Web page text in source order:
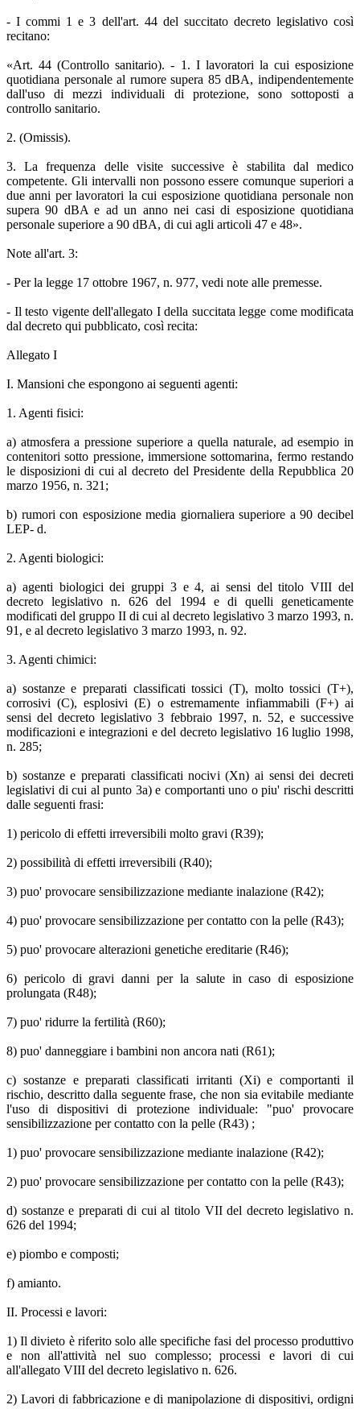
- I commi 1 e 3 dell'art. 44 del succitato decreto legislativo così
recitano:
«Art. 44 (Controllo sanitario). - 1. I lavoratori la cui esposizione
quotidiana personale al rumore supera 85 dBA, indipendentemente
dall'uso di mezzi individuali di protezione, sono sottoposti a
controllo sanitario.
2. (Omissis).
3. La frequenza delle visite successive è stabilita dal medico
competente. Gli intervalli non possono essere comunque superiori a
due anni per lavoratori la cui esposizione quotidiana personale non
supera 90 dBA e ad un anno nei casi di esposizione quotidiana
personale superiore a 90 dBA, di cui agli articoli 47 e 48».
Note all'art. 3:
- Per la legge 17 ottobre 1967, n. 977, vedi note alle premesse.
- Il testo vigente dell'allegato I della succitata legge come modificata
dal decreto qui pubblicato, così recita:
Allegato I
I. Mansioni che espongono ai seguenti agenti:
1. Agenti fisici:
a) atmosfera a pressione superiore a quella naturale, ad esempio in
contenitori sotto pressione, immersione sottomarina, fermo restando
le disposizioni di cui al decreto del Presidente della Repubblica 20
marzo 1956, n. 321;
b) rumori con esposizione media giornaliera superiore a 90 decibel
LEP- d.
2. Agenti biologici:
a) agenti biologici dei gruppi 3 e 4, ai sensi del titolo VIII del
decreto legislativo n. 626 del 1994 e di quelli geneticamente
modificati del gruppo II di cui al decreto legislativo 3 marzo 1993, n.
91, e al decreto legislativo 3 marzo 1993, n. 92.
3. Agenti chimici:
a) sostanze e preparati classificati tossici (T), molto tossici (T+),
corrosivi (C), esplosivi (E) o estremamente infiammabili (F+) ai
sensi del decreto legislativo 3 febbraio 1997, n. 52, e successive
modificazioni e integrazioni e del decreto legislativo 16 luglio 1998,
n. 285;
b) sostanze e preparati classificati nocivi (Xn) ai sensi dei decreti
legislativi di cui al punto 3a) e comportanti uno o piu' rischi descritti
dalle seguenti frasi:
1) pericolo di effetti irreversibili molto gravi (R39);
2) possibilità di effetti irreversibili (R40);
3) puo' provocare sensibilizzazione mediante inalazione (R42);
4) puo' provocare sensibilizzazione per contatto con la pelle (R43);
5) puo' provocare alterazioni genetiche ereditarie (R46);
6) pericolo di gravi danni per la salute in caso di esposizione
prolungata (R48);
7) puo' ridurre la fertilità (R60);
8) puo' danneggiare i bambini non ancora nati (R61);
c) sostanze e preparati classificati irritanti (Xi) e comportanti il
rischio, descritto dalla seguente frase, che non sia evitabile mediante
l'uso di dispositivi di protezione individuale: "puo' provocare
sensibilizzazione per contatto con la pelle (R43) ;
1) puo' provocare sensibilizzazione mediante inalazione (R42);
2) puo' provocare sensibilizzazione per contatto con la pelle (R43);
d) sostanze e preparati di cui al titolo VII del decreto legislativo n.
626 del 1994;
e) piombo e composti;
f) amianto.
II. Processi e lavori:
1) Il divieto è riferito solo alle specifiche fasi del processo produttivo
e non all'attività nel suo complesso; processi e lavori di cui
all'allegato VIII del decreto legislativo n. 626.
2) Lavori di fabbricazione e di manipolazione di dispositivi, ordigni